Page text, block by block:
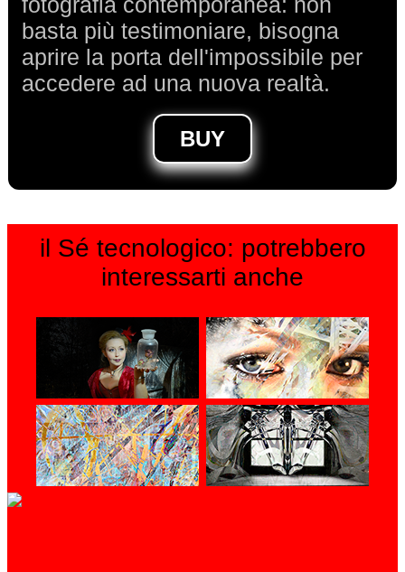
basta più testimoniare, bisogna
aprire la porta dell'impossibile per
accedere ad una nuova realtà.
BUY
il Sé tecnologico: potrebbero
interessarti anche